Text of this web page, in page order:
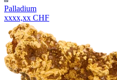
Palladium
xxxx,xx CHF